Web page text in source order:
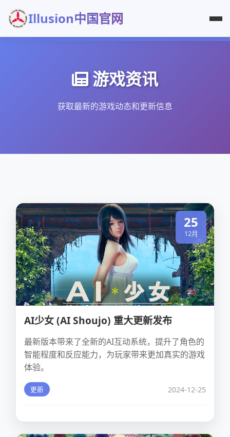
Illusion中国官网
游戏资讯
获取最新的游戏动态和更新信息
25
12月
AI少女 (AI Shoujo) 重大更新发布
最新版本带来了全新的AI互动系统，提升了角色的
智能程度和反应能力，为玩家带来更加真实的游戏
体验。
更新 2024-12-25